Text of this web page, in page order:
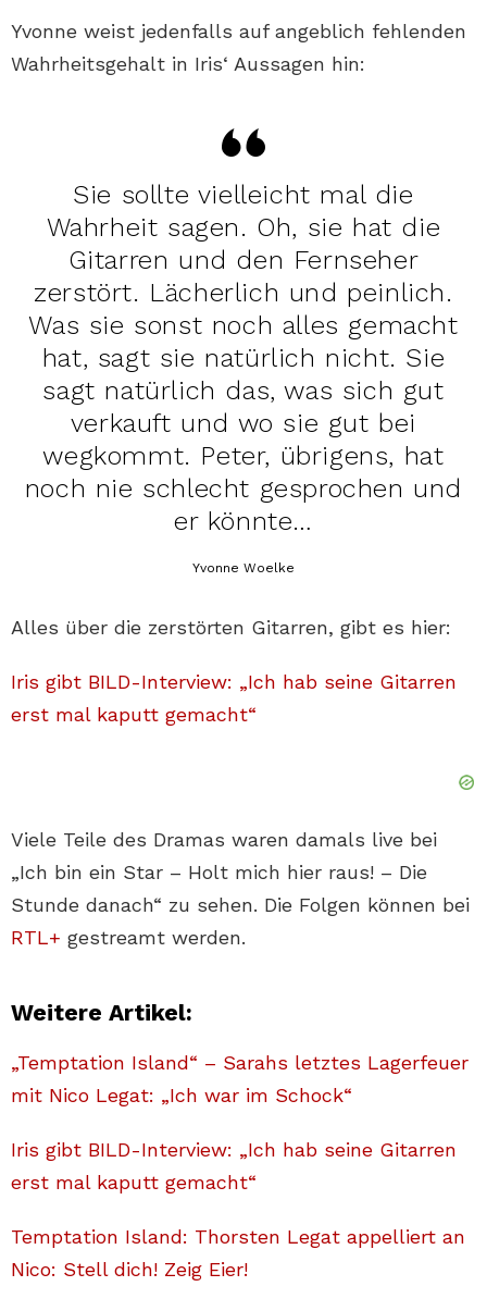
Yvonne weist jedenfalls auf angeblich fehlenden
Wahrheitsgehalt in Iris‘ Aussagen hin:
Sie sollte vielleicht mal die
Wahrheit sagen. Oh, sie hat die
Gitarren und den Fernseher
zerstört. Lächerlich und peinlich.
Was sie sonst noch alles gemacht
hat, sagt sie natürlich nicht. Sie
sagt natürlich das, was sich gut
verkauft und wo sie gut bei
wegkommt. Peter, übrigens, hat
noch nie schlecht gesprochen und
er könnte…
Yvonne Woelke
Alles über die zerstörten Gitarren, gibt es hier:
Iris gibt BILD-Interview: „Ich hab seine Gitarren
erst mal kaputt gemacht“
Viele Teile des Dramas waren damals live bei
„Ich bin ein Star – Holt mich hier raus! – Die
Stunde danach“ zu sehen. Die Folgen können bei
RTL+ gestreamt werden.
Weitere Artikel:
„Temptation Island“ – Sarahs letztes Lagerfeuer
mit Nico Legat: „Ich war im Schock“
Iris gibt BILD-Interview: „Ich hab seine Gitarren
erst mal kaputt gemacht“
Temptation Island: Thorsten Legat appelliert an
Nico: Stell dich! Zeig Eier!